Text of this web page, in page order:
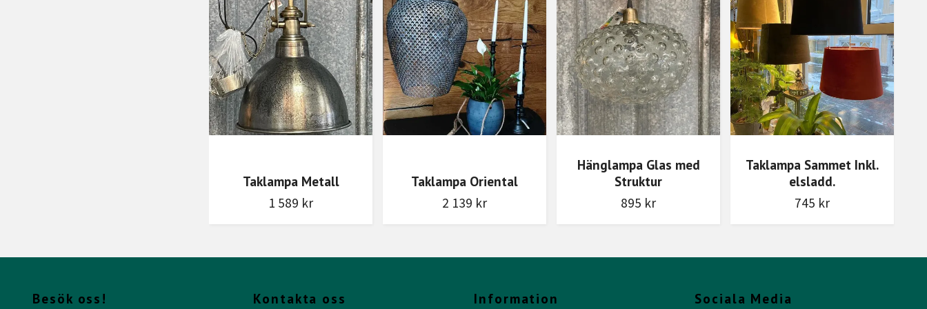
Taklampa Metall
1 589 kr
Taklampa Oriental
2 139 kr
Hänglampa Glas med
Struktur
895 kr
Taklampa Sammet Inkl.
elsladd.
745 kr
Besök oss! Kontakta oss Information Sociala Media